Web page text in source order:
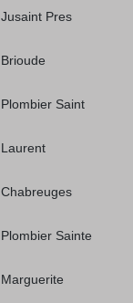
Jusaint Pres
Brioude
Plombier Saint
Laurent
Chabreuges
Plombier Sainte
Marguerite